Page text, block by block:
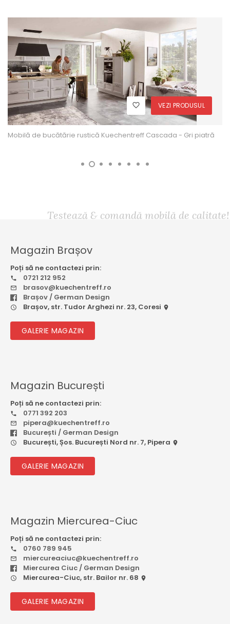
VEZI PRODUSUL
Mobilă de bucătărie rustică Kuechentreff Cascada - Gri piatră
Testează & comandă mobilă de calitate!
Magazin Brașov
Poți să ne contactezi prin:
0721 212 952
brasov@kuechentreff.ro
Brașov / German Design
Brașov, str. Tudor Arghezi nr. 23, Coresi
GALERIE MAGAZIN
Magazin București
Poți să ne contactezi prin:
0771 392 203
pipera@kuechentreff.ro
București / German Design
București, Șos. București Nord nr. 7, Pipera
GALERIE MAGAZIN
Magazin Miercurea-Ciuc
Poți să ne contactezi prin:
0760 789 945
miercureaciuc@kuechentreff.ro
Miercurea Ciuc / German Design
Miercurea-Ciuc, str. Bailor nr. 68
GALERIE MAGAZIN